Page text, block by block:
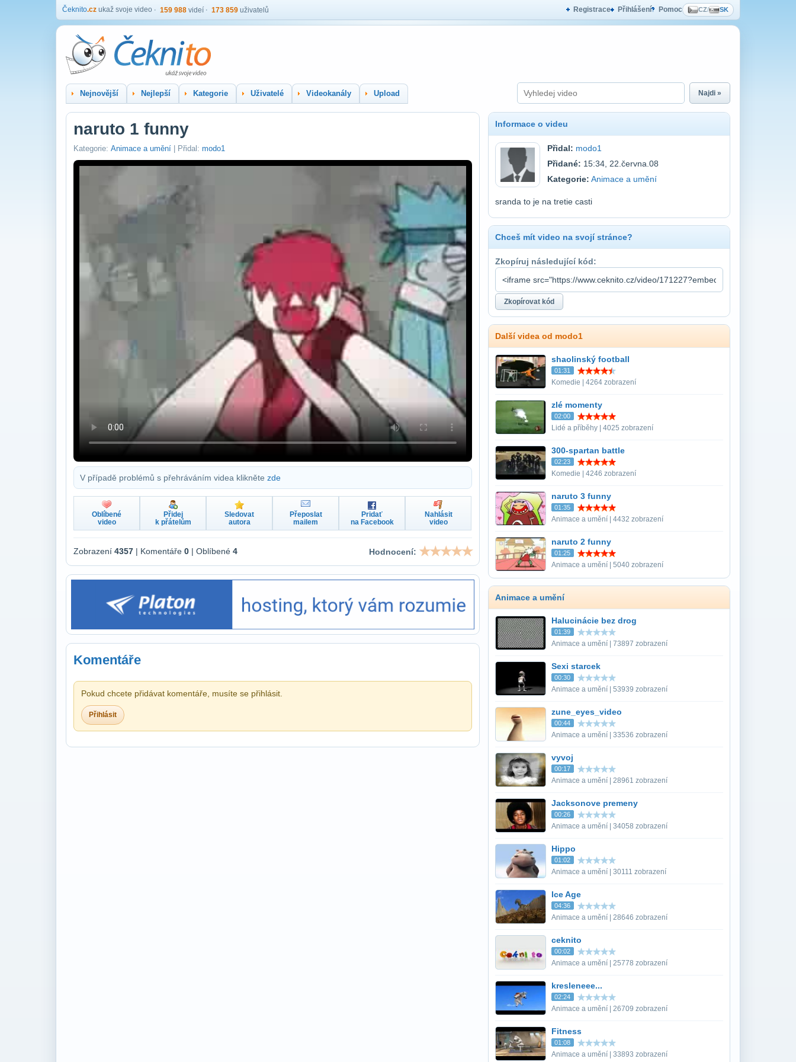
Čeknito.cz ukaž svoje video 159 988 videí 173 859 uživatelů Registrace Přihlášení Pomoc CZ/ SK
Nejnovější Nejlepší Kategorie Uživatelé Videokanály Upload Najdi »
naruto 1 funny
Kategorie: Animace a umění | Přidal: modo1
V případě problémů s přehráváním videa klikněte zde
Oblíbené
video
Přidej
k přátelům
Sledovat
autora
Přeposlat
mailem
Pridať
na Facebook
Nahlásit
video
Zobrazení 4357 | Komentáře 0 | Oblíbené 4 Hodnocení:
Komentáře
Pokud chcete přidávat komentáře, musíte se přihlásit.
Přihlásit
Informace o videu
Přidal: modo1
Přidané: 15:34, 22.června.08
Kategorie: Animace a umění
sranda to je na tretie casti
Chceš mít video na svojí stránce?
Zkopíruj následující kód:
Další videa od modo1
shaolinský football
01:31
Komedie | 4264 zobrazení
zlé momenty
02:00
Lidé a příběhy | 4025 zobrazení
300-spartan battle
02:23
Komedie | 4246 zobrazení
naruto 3 funny
01:35
Animace a umění | 4432 zobrazení
naruto 2 funny
01:25
Animace a umění | 5040 zobrazení
Animace a umění
Halucinácie bez drog
01:39
Animace a umění | 73897 zobrazení
Sexi starcek
00:30
Animace a umění | 53939 zobrazení
zune_eyes_video
00:44
Animace a umění | 33536 zobrazení
vyvoj
00:17
Animace a umění | 28961 zobrazení
Jacksonove premeny
00:26
Animace a umění | 34058 zobrazení
Hippo
01:02
Animace a umění | 30111 zobrazení
Ice Age
04:36
Animace a umění | 28646 zobrazení
ceknito
00:02
Animace a umění | 25778 zobrazení
kresleneee...
02:24
Animace a umění | 26709 zobrazení
Fitness
01:08
Animace a umění | 33893 zobrazení